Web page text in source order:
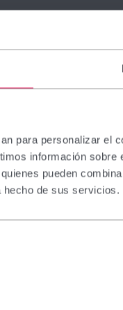
para personalizar el
información
pueden
hecho de sus servicios.